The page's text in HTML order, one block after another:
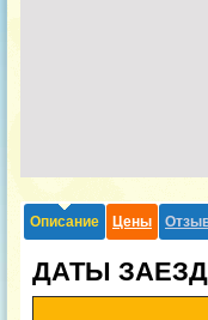
Описание Цены
ДАТЫ